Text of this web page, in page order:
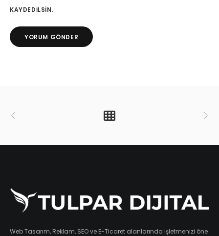
KAYDEDILSIN.
Web Tasarım, Reklam, SEO ve E-Ticaret alanlarında işletmenizi öne